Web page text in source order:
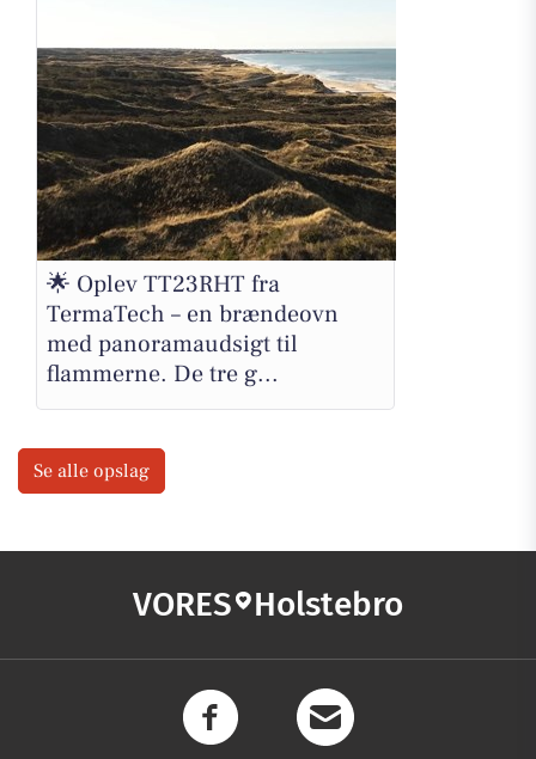
🌟 Oplev TT23RHT fra
TermaTech – en brændeovn
med panoramaudsigt til
flammerne. De tre g...
Se alle opslag
VORES Holstebro